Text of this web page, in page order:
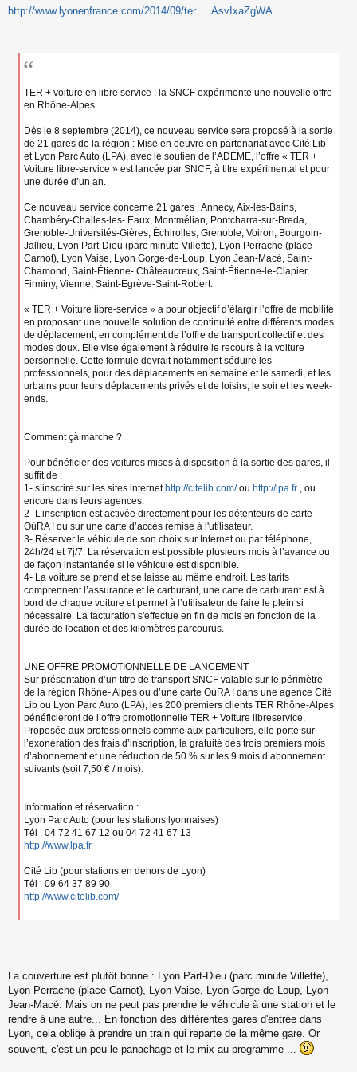
e
http://www.lyonenfrance.com/2014/09/ter ... AsvIxaZgWA
TER + voiture en libre service : la SNCF expérimente une nouvelle offre
en Rhône-Alpes
Dès le 8 septembre (2014), ce nouveau service sera proposé à la sortie
de 21 gares de la région : Mise en oeuvre en partenariat avec Cité Lib
et Lyon Parc Auto (LPA), avec le soutien de l’ADEME, l’offre « TER +
Voiture libre-service » est lancée par SNCF, à titre expérimental et pour
une durée d’un an.
Ce nouveau service concerne 21 gares : Annecy, Aix-les-Bains,
Chambéry-Challes-les- Eaux, Montmélian, Pontcharra-sur-Breda,
Grenoble-Universités-Gières, Échirolles, Grenoble, Voiron, Bourgoin-
Jallieu, Lyon Part-Dieu (parc minute Villette), Lyon Perrache (place
Carnot), Lyon Vaise, Lyon Gorge-de-Loup, Lyon Jean-Macé, Saint-
Chamond, Saint-Étienne- Châteaucreux, Saint-Étienne-le-Clapier,
Firminy, Vienne, Saint-Egrève-Saint-Robert.
« TER + Voiture libre-service » a pour objectif d’élargir l’offre de mobilité
en proposant une nouvelle solution de continuité entre différents modes
de déplacement, en complément de l’offre de transport collectif et des
modes doux. Elle vise également à réduire le recours à la voiture
personnelle. Cette formule devrait notamment séduire les
professionnels, pour des déplacements en semaine et le samedi, et les
urbains pour leurs déplacements privés et de loisirs, le soir et les week-
ends.
Comment çà marche ?
Pour bénéficier des voitures mises à disposition à la sortie des gares, il
suffit de :
1- s’inscrire sur les sites internet http://citelib.com/ou http://lpa.fr , ou
encore dans leurs agences.
2- L’inscription est activée directement pour les détenteurs de carte
OùRA ! ou sur une carte d’accès remise à l'utilisateur.
3- Réserver le véhicule de son choix sur Internet ou par téléphone,
24h/24 et 7j/7. La réservation est possible plusieurs mois à l’avance ou
de façon instantanée si le véhicule est disponible.
4- La voiture se prend et se laisse au même endroit. Les tarifs
comprennent l’assurance et le carburant, une carte de carburant est à
bord de chaque voiture et permet à l’utilisateur de faire le plein si
nécessaire. La facturation s'effectue en fin de mois en fonction de la
durée de location et des kilomètres parcourus.
UNE OFFRE PROMOTIONNELLE DE LANCEMENT
Sur présentation d’un titre de transport SNCF valable sur le périmètre
de la région Rhône- Alpes ou d’une carte OùRA ! dans une agence Cité
Lib ou Lyon Parc Auto (LPA), les 200 premiers clients TER Rhône-Alpes
bénéficieront de l’offre promotionnelle TER + Voiture libreservice.
Proposée aux professionnels comme aux particuliers, elle porte sur
l’exonération des frais d’inscription, la gratuité des trois premiers mois
d’abonnement et une réduction de 50 % sur les 9 mois d’abonnement
suivants (soit 7,50 € / mois).
Information et réservation :
Lyon Parc Auto (pour les stations lyonnaises)
Tél : 04 72 41 67 12 ou 04 72 41 67 13
http://www.lpa.fr
Cité Lib (pour stations en dehors de Lyon)
Tél : 09 64 37 89 90
http://www.citelib.com/
La couverture est plutôt bonne : Lyon Part-Dieu (parc minute Villette),
Lyon Perrache (place Carnot), Lyon Vaise, Lyon Gorge-de-Loup, Lyon
Jean-Macé. Mais on ne peut pas prendre le véhicule à une station et le
rendre à une autre... En fonction des différentes gares d'entrée dans
Lyon, cela oblige à prendre un train qui reparte de la même gare. Or
souvent, c'est un peu le panachage et le mix au programme ...